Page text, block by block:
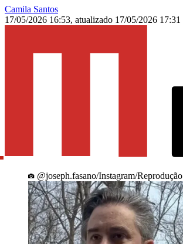
Camila Santos
17/05/2026 16:53, atualizado 17/05/2026 17:31
@joseph.fasano/Instagram/Reprodução